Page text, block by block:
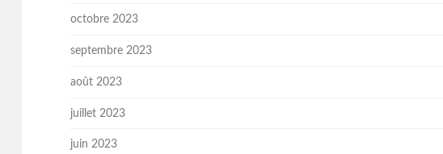
octobre 2023
septembre 2023
août 2023
juillet 2023
juin 2023